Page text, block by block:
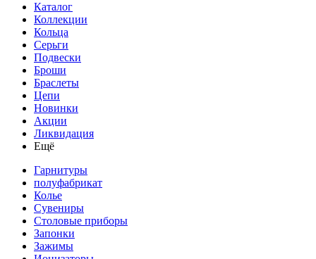
Каталог
Коллекции
Кольца
Серьги
Подвески
Броши
Браслеты
Цепи
Новинки
Акции
Ликвидация
Ещё
Гарнитуры
полуфабрикат
Колье
Сувениры
Столовые приборы
Запонки
Зажимы